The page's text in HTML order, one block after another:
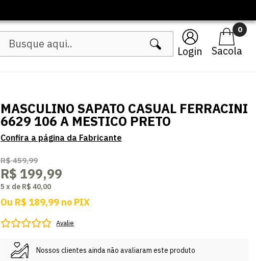
Login
0
MASCULINO SAPATO CASUAL FERRACINI
6629 106 A MESTICO PRETO
R$ 459,99
R$ 199,99
5 x de R$ 40,00
Ou R$ 189,99 no PIX
Avalie
Nossos clientes ainda não avaliaram este produto